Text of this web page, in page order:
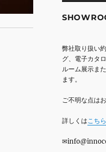
弊社取り扱い
グ、電子カタ
ルーム展示ま
ます。
ご不明な点は
詳しくはこちら